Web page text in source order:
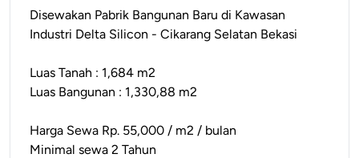
Disewakan Pabrik Bangunan Baru di Kawasan
Industri Delta Silicon - Cikarang Selatan Bekasi
Luas Tanah : 1,684 m2
Luas Bangunan : 1,330,88 m2
Harga Sewa Rp. 55,000 / m2 / bulan
Minimal sewa 2 Tahun